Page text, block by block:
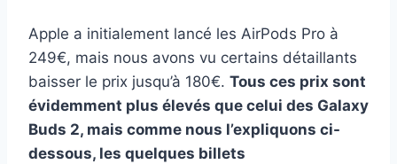
Apple a initialement lancé les AirPods Pro à
249€, mais nous avons vu certains détaillants
baisser le prix jusqu’à 180€. Tous ces prix sont
évidemment plus élevés que celui des Galaxy
Buds 2, mais comme nous l’expliquons ci-
dessous, les quelques billets